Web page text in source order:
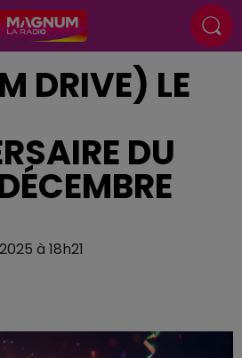
DRIVE) LE
DU
à 18h21